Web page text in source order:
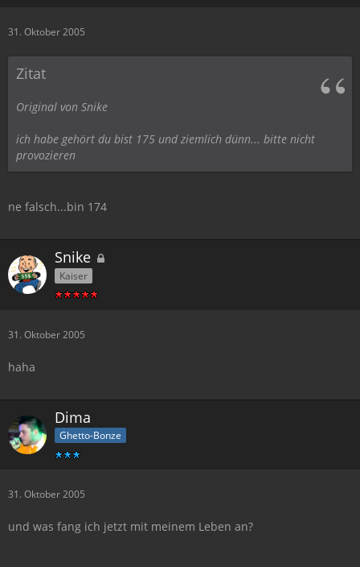
31. Oktober 2005
Zitat
Original von Snike
ich habe gehört du bist 175 und ziemlich dünn... bitte nicht
provozieren
ne falsch...bin 174
Snike
Kaiser
31. Oktober 2005
haha
Dima
Ghetto-Bonze
31. Oktober 2005
und was fang ich jetzt mit meinem Leben an?